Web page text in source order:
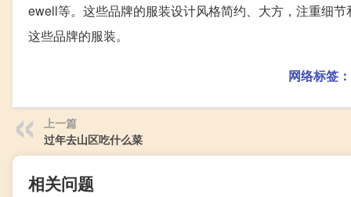
ewell等。这些品牌的服装设计风格简约、大方，注重细
这些品牌的服装。
网络标签：
上一篇
过年去山区吃什么菜
相关问题